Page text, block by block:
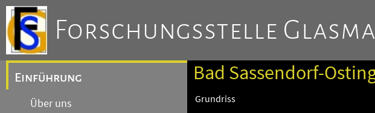
Forschungsstelle
Einführung
Über uns
Bad Sassendorf-
Grundriss